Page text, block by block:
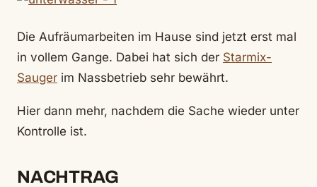
Die Aufräumarbeiten im Hause sind jetzt erst mal
in vollem Gange. Dabei hat sich der Starmix-
Sauger im Nassbetrieb sehr bewährt.
Hier dann mehr, nachdem die Sache wieder unter
Kontrolle ist.
NACHTRAG